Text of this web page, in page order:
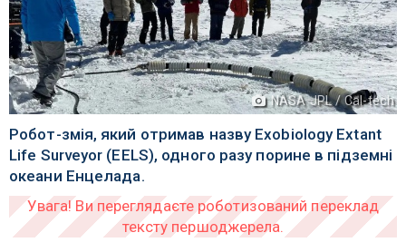
NASA JPL / Cal-tech
Робот-змія, який отримав назву Exobiology Extant
Life Surveyor (EELS), одного разу порине в підземні
океани Енцелада.